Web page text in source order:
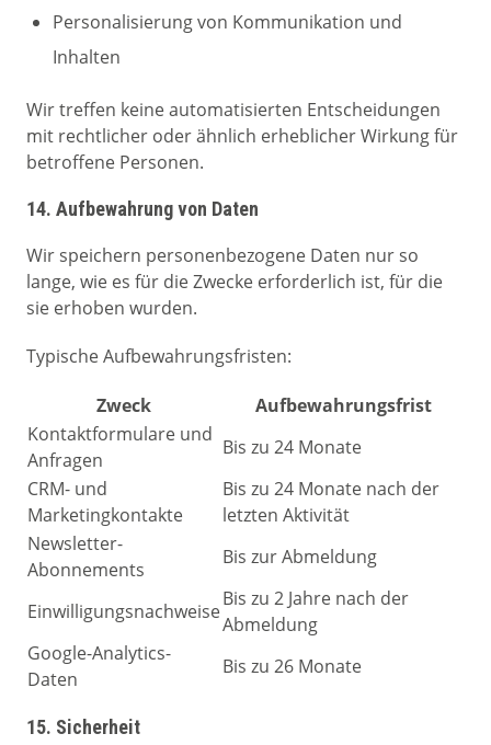
Personalisierung von Kommunikation und
Inhalten
Wir treffen keine automatisierten Entscheidungen
mit rechtlicher oder ähnlich erheblicher Wirkung für
betroffene Personen.
14. Aufbewahrung von Daten
Wir speichern personenbezogene Daten nur so
lange, wie es für die Zwecke erforderlich ist, für die
sie erhoben wurden.
Typische Aufbewahrungsfristen:
Zweck
Aufbewahrungsfrist
Kontaktformulare und
Anfragen
Bis zu 24 Monate
CRM- und
Marketingkontakte
Bis zu 24 Monate nach der
letzten Aktivität
Newsletter-
Abonnements
Bis zur Abmeldung
Einwilligungsnachweise
Bis zu 2 Jahre nach der
Abmeldung
Google-Analytics-
Daten
Bis zu 26 Monate
15. Sicherheit